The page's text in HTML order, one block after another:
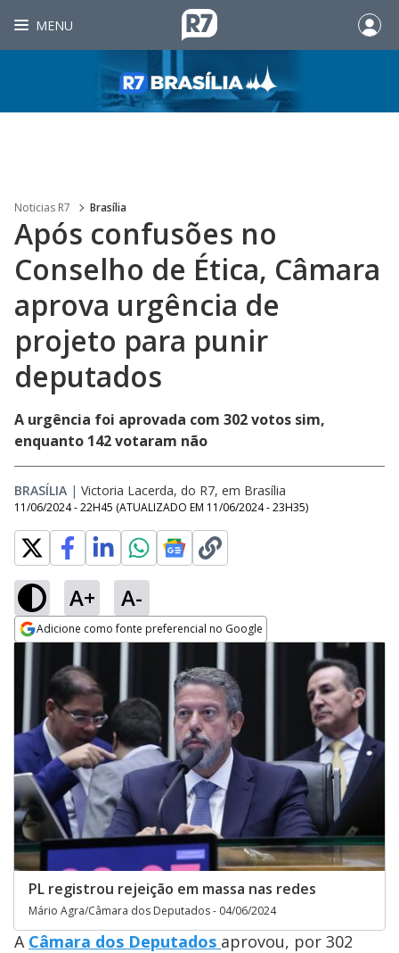
MENU
Noticias R7 Brasília
Após confusões no
Conselho de Ética, Câmara
aprova urgência de
projeto para punir
deputados
A urgência foi aprovada com 302 votos sim,
enquanto 142 votaram não
BRASÍLIA | Victoria Lacerda, do R7, em Brasília
11/06/2024 - 22H45 (ATUALIZADO EM 11/06/2024 - 23H35)
A+ A-
Adicione como fonte preferencial no Google
Opens in new window
PL registrou rejeição em massa nas redes
Mário Agra/Câmara dos Deputados - 04/06/2024
A Câmara dos Deputados aprovou, por 302